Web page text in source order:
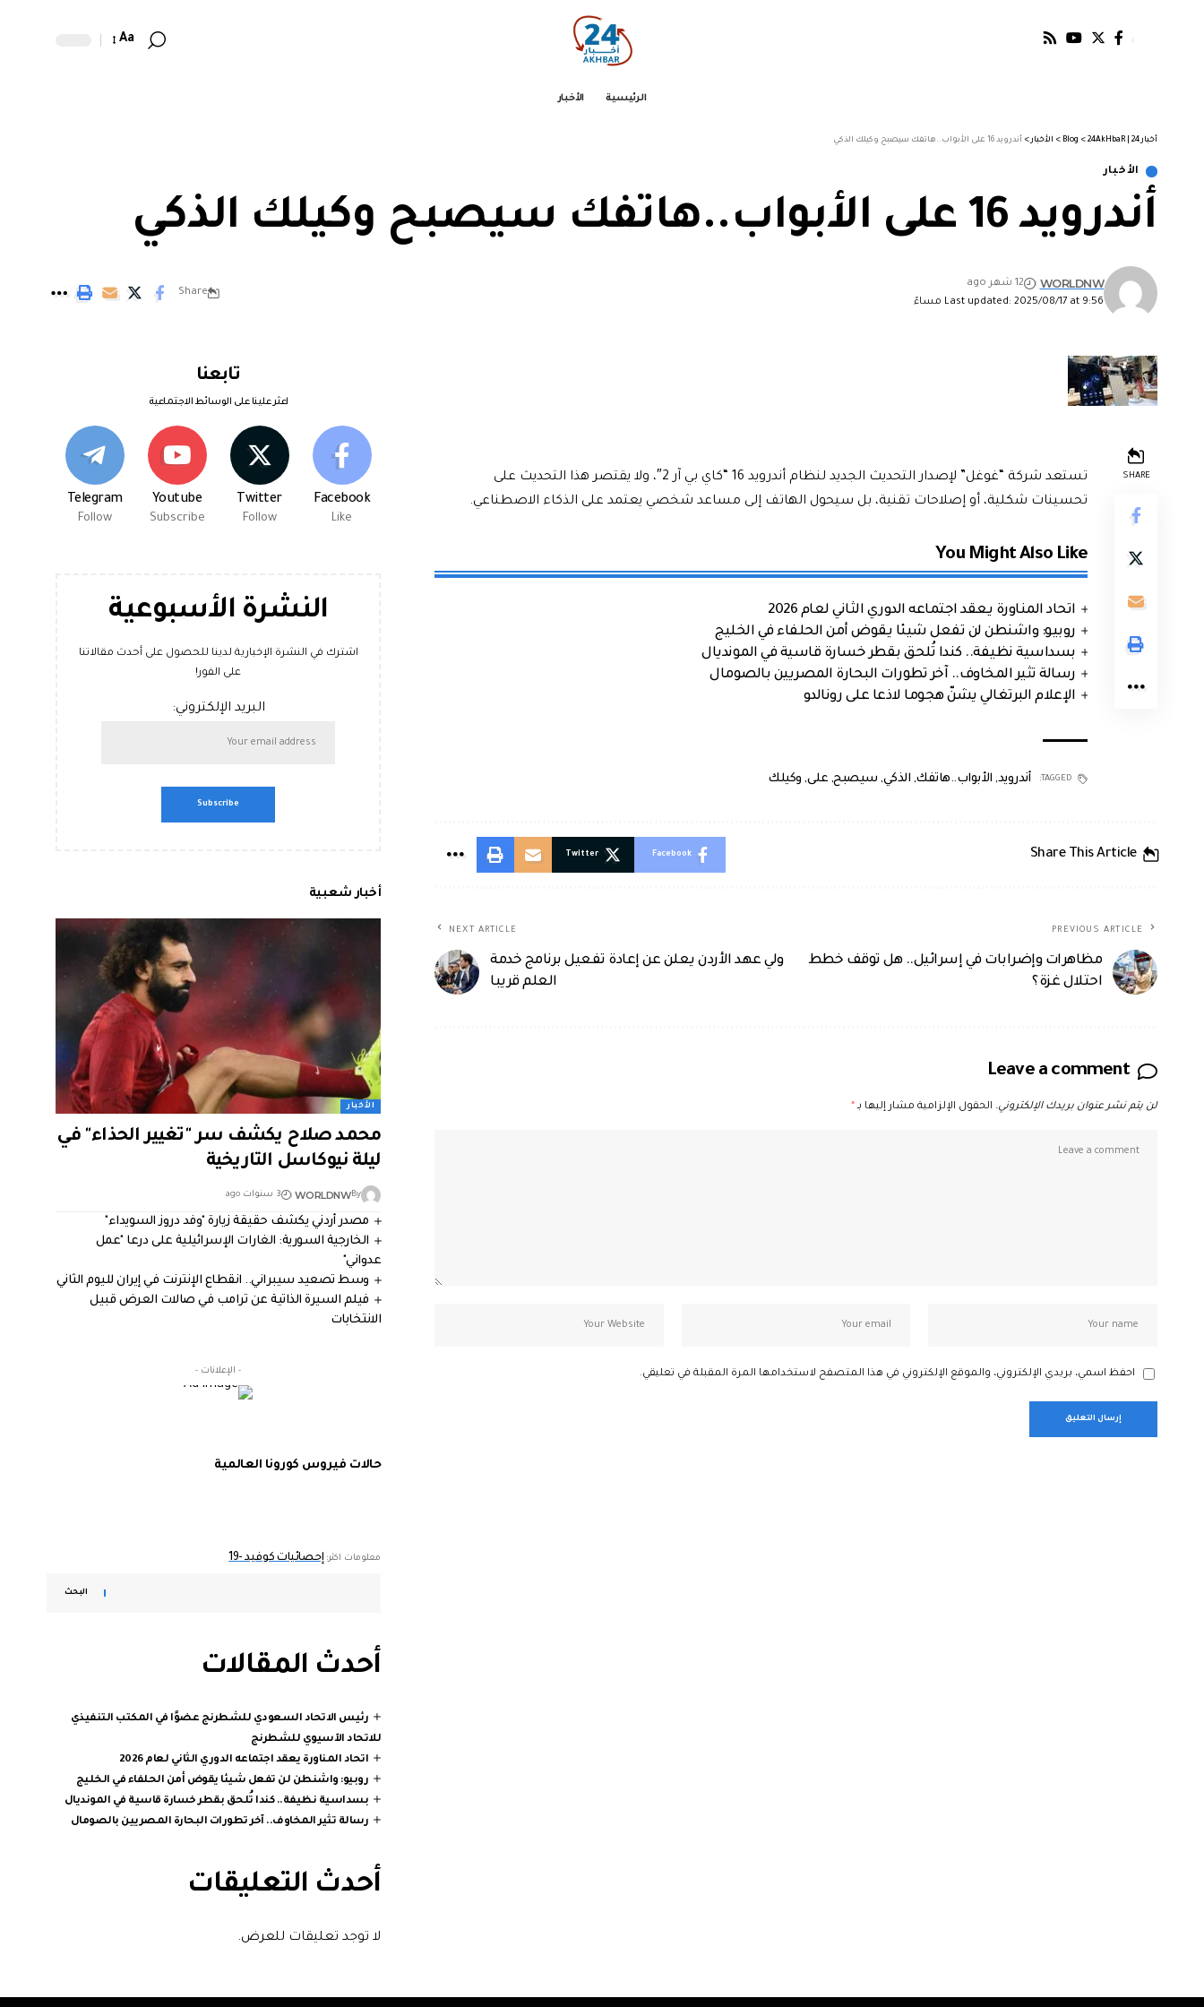
Aa
الرئيسية الأخبار
أخبار 24 | 24AkHbaR >
Blog
> الأخبار > أندرويد 16 على الأبواب..هاتفك سيصبح وكيلك الذكي
الأخبار
أندرويد 16 على الأبواب..هاتفك سيصبح وكيلك الذكي
Last updated: 2025/08/17 at 9:56 مساءً
WORLDNW
12 شهر ago
Share
SHARE
تستعد شركة “غوغل” لإصدار التحديث الجديد لنظام أندرويد 16 “كاي بي آر 2″، ولا يقتصر هذا التحديث على
تحسينات شكلية، أو إصلاحات تقنية، بل سيحول الهاتف إلى مساعد شخصي يعتمد على الذكاء الاصطناعي.
You Might Also Like
اتحاد المناورة يعقد اجتماعه الدوري الثاني لعام 2026
روبيو: واشنطن لن تفعل شيئا يقوض أمن الحلفاء في الخليج
بسداسية نظيفة.. كندا تُلحق بقطر خسارة قاسية في المونديال
رسالة تثير المخاوف.. آخر تطورات البحارة المصريين بالصومال
الإعلام البرتغالي يشنّ هجوما لاذعا على رونالدو
TAGGED: أندرويد, الأبواب..هاتفك, الذكي, سيصبح, على, وكيلك
Share This Article
Facebook
Twitter
PREVIOUS ARTICLE
مظاهرات وإضرابات في إسرائيل.. هل توقف خطط
احتلال غزة؟
NEXT ARTICLE
ولي عهد الأردن يعلن عن إعادة تفعيل برنامج خدمة
العلم قريبا
Leave a comment
لن يتم نشر عنوان بريدك الإلكتروني. الحقول الإلزامية مشار إليها بـ*
احفظ اسمي، بريدي الإلكتروني، والموقع الإلكتروني في هذا المتصفح لاستخدامها المرة المقبلة في تعليقي.
تابعنا
اعثر علينا على الوسائط الاجتماعية
Facebook
Like
Twitter
Follow
Youtube
Subscribe
Telegram
Follow
النشرة الأسبوعية
اشترك في النشرة الإخبارية لدينا للحصول على أحدث مقالاتنا
على الفور!
البريد الإلكتروني:
أخبار شعبية
الأخبار
محمد صلاح يكشف سر "تغيير الحذاء" في
ليلة نيوكاسل التاريخية
By
WORLDNW 3 سنوات ago
مصدر أردني يكشف حقيقة زيارة "وفد دروز السويداء"
الخارجية السورية: الغارات الإسرائيلية على درعا "عمل
عدواني"
وسط تصعيد سيبراني.. انقطاع الإنترنت في إيران لليوم الثاني
فيلم السيرة الذاتية عن ترامب في صالات العرض قبيل
الانتخابات
- الإعلانات -
حالات فيروس كورونا العالمية
معلومات اكثر: إحصائيات كوفيد -19
البحث
أحدث المقالات
رئيس الاتحاد السعودي للشطرنج عضوًا في المكتب التنفيذي
للاتحاد الآسيوي للشطرنج
اتحاد المناورة يعقد اجتماعه الدوري الثاني لعام 2026
روبيو: واشنطن لن تفعل شيئا يقوض أمن الحلفاء في الخليج
بسداسية نظيفة.. كندا تُلحق بقطر خسارة قاسية في المونديال
رسالة تثير المخاوف.. آخر تطورات البحارة المصريين بالصومال
أحدث التعليقات
لا توجد تعليقات للعرض.